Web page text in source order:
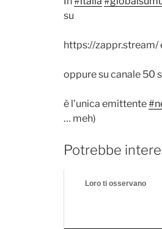
su
https://zappr.stream/
oppure su canale 50
è l’unica emittente
… meh)
Potrebbe
Loro ti osservano